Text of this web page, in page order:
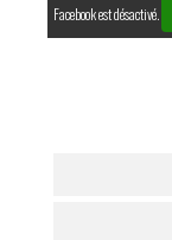
Facebook est désactivé.